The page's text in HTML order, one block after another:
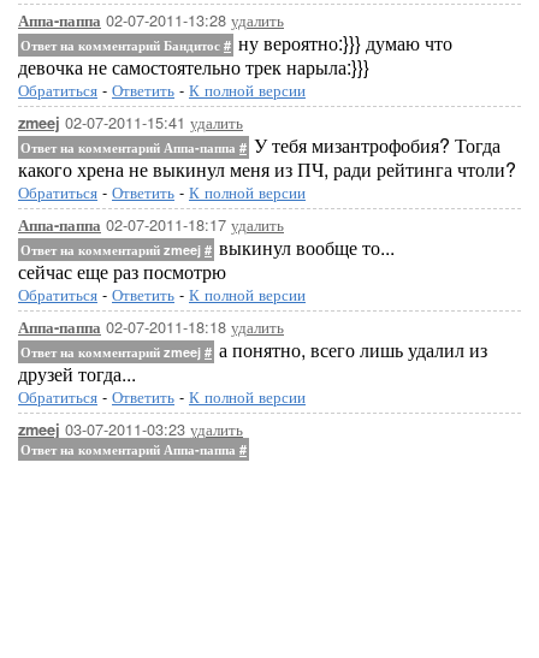
Аппа-паппа 02-07-2011-13:28 удалить
Ответ на комментарий Бандитос # ну вероятно:}}} думаю что
девочка не самостоятельно трек нарыла:}}}
Обратиться - Ответить - К полной версии
zmeej 02-07-2011-15:41 удалить
Ответ на комментарий Аппа-паппа # У тебя мизантрофобия? Тогда
какого хрена не выкинул меня из ПЧ, ради рейтинга чтоли?
Обратиться - Ответить - К полной версии
Аппа-паппа 02-07-2011-18:17 удалить
Ответ на комментарий zmeej # выкинул вообще то...
сейчас еще раз посмотрю
Обратиться - Ответить - К полной версии
Аппа-паппа 02-07-2011-18:18 удалить
Ответ на комментарий zmeej # а понятно, всего лишь удалил из
друзей тогда...
Обратиться - Ответить - К полной версии
zmeej 03-07-2011-03:23 удалить
Ответ на комментарий Аппа-паппа #